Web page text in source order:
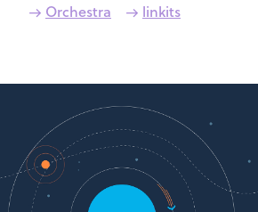
→ Orchestra → linkits